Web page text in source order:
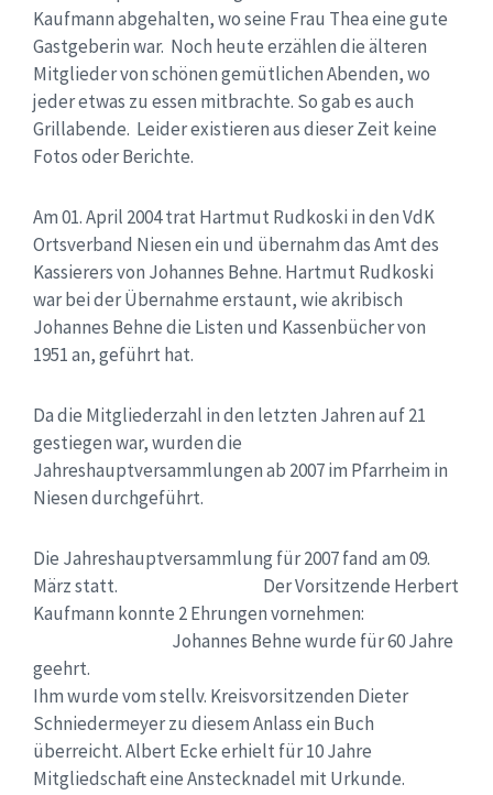
Kaufmann abgehalten, wo seine Frau Thea eine gute
Gastgeberin war. Noch heute erzählen die älteren
Mitglieder von schönen gemütlichen Abenden, wo
jeder etwas zu essen mitbrachte. So gab es auch
Grillabende. Leider existieren aus dieser Zeit keine
Fotos oder Berichte.
Am 01. April 2004 trat Hartmut Rudkoski in denVdK
Ortsverband Niesenein und übernahm das Amt des
Kassierers von Johannes Behne. Hartmut Rudkoski
war bei der Übernahme erstaunt, wie akribisch
Johannes Behne die Listen und Kassenbücher von
1951 an, geführt hat.
Da die Mitgliederzahl in den letzten Jahren auf 21
gestiegen war, wurden die
Jahreshauptversammlungen ab 2007 im Pfarrheim in
Niesen durchgeführt.
Die Jahreshauptversammlung für 2007 fand am 09.
März statt. Der Vorsitzende Herbert
Kaufmann konnte 2 Ehrungen vornehmen:
Johannes Behne wurde für 60 Jahre
geehrt.
Ihm wurde vom stellv. Kreisvorsitzenden Dieter
Schniedermeyerzu diesem Anlass ein Buch
überreicht.Albert Ecke erhielt für 10 Jahre
Mitgliedschaft eine Anstecknadel mit Urkunde.